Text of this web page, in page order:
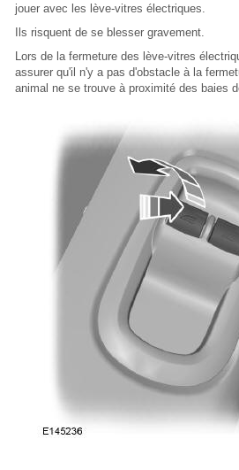
jouer avec les lève-vitres électriques.
Ils risquent de se blesser gravement.
Lors de la fermeture des lève-vitres
assurer qu'il n'y a pas d'obstacle à la
animal ne se trouve à proximité des baies